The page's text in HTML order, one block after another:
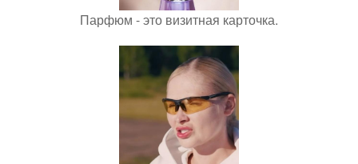
Парфюм - это визитная карточка.